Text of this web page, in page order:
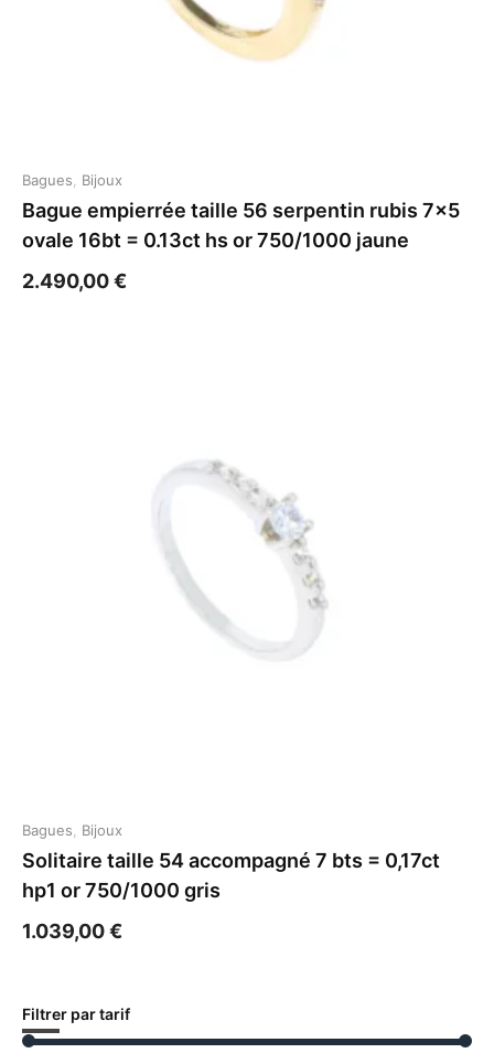
Bagues Bijoux
Bague empierrée taille 56 serpentin rubis 7×5
ovale 16bt = 0.13ct hs or 750/1000 jaune
2.490,00€
Bagues Bijoux
Solitaire taille 54 accompagné 7 bts = 0,17ct
hp1 or 750/1000 gris
1.039,00€
Filtrer par tarif